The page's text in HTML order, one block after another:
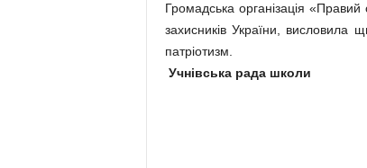
Громадська організація
захисників України, висловила
патріотизм.
Учнівська рада школи